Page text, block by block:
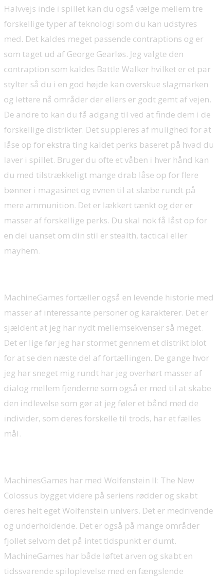
Halvvejs inde i spillet kan du også vælge mellem tre
forskellige typer af teknologi som du kan udstyres
med. Det kaldes meget passende contraptions og er
som taget ud af George Gearløs. Jeg valgte den
contraption som kaldes Battle Walker hvilket er et par
stylter så du i en god højde kan overskue slagmarken
og lettere nå områder der ellers er godt gemt af vejen.
De andre to kan du få adgang til ved at finde dem i de
forskellige distrikter. Det suppleres af mulighed for at
låse op for ekstra ting kaldet perks baseret på hvad du
laver i spillet. Bruger du ofte et våben i hver hånd kan
du med tilstrækkeligt mange drab låse op for flere
bønner i magasinet og evnen til at slæbe rundt på
mere ammunition. Det er lækkert tænkt og der er
masser af forskellige perks. Du skal nok få låst op for
en del uanset om din stil er stealth, tactical eller
mayhem.
MachineGames fortæller også en levende historie med
masser af interessante personer og karakterer. Det er
sjældent at jeg har nydt mellemsekvenser så meget.
Det er lige før jeg har stormet gennem et distrikt blot
for at se den næste del af fortællingen. De gange hvor
jeg har sneget mig rundt har jeg overhørt masser af
dialog mellem fjenderne som også er med til at skabe
den indlevelse som gør at jeg føler et bånd med de
individer, som deres forskelle til trods, har et fælles
mål.
MachinesGames har med Wolfenstein II: The New
Colossus bygget videre på seriens rødder og skabt
deres helt eget Wolfenstein univers. Det er medrivende
og underholdende. Det er også på mange områder
fjollet selvom det på intet tidspunkt er dumt.
MachineGames har både løftet arven og skabt en
tidssvarende spiloplevelse med en fængslende